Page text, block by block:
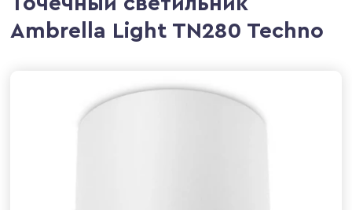
Ambrella Light TN280 Techno